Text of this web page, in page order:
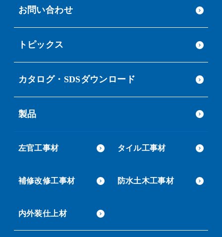
お問い合わせ
トピックス
カタログ・SDSダウンロード
製品
左官工事材 タイル工事材
補修改修工事材 防水土木工事材
内外装仕上材